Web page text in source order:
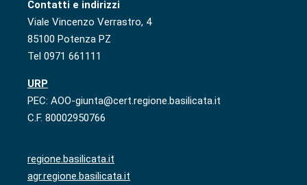
Contatti e indirizzi
Viale Vincenzo Verrastro, 4
85100 Potenza PZ
Tel 0971 661111
URP
PEC: AOO-giunta@cert.regione.basilicata.it
C.F. 80002950766
regione.basilicata.it
agr.regione.basilicata.it